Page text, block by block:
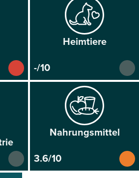
Heim­tiere
-/10
Nahrungs­mittel
3.6/10